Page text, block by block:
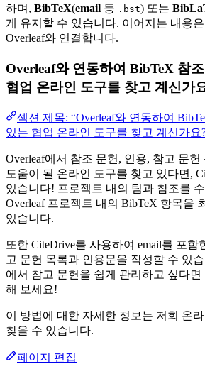
하며, BibTeX(email 등 .bst) 또는
게 유지할 수 있습니다. 이어지는 내용
Overleaf와 연결합니다.
Overleaf와 연동하여 BibTeX 참
협업 온라인 도구를 찾고 계신가
섹션 제목: “Overleaf와 연동하여
있는 협업 온라인 도구를 찾고 계신가요
Overleaf에서 참조 문헌, 인용, 참고 문헌
도움이 될 온라인 도구를 찾고 있다면,
있습니다! 프로젝트 내의 팀과 참조를
Overleaf 프로젝트 내의 BibTeX 항목을
있습니다.
또한 CiteDrive를 사용하여 email를 포
고 문헌 목록과 인용문을 작성할 수 있
에서 참고 문헌을 쉽게 관리하고 싶다면
해 보세요!
이 방법에 대한 자세한 정보는 저희 온
찾을 수 있습니다.
페이지 편집